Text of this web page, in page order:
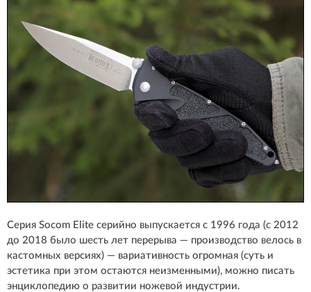
Серия Socom Elite серийно выпускается с 1996 года (с 2012
до 2018 было шесть лет перерыва — производство велось в
кастомных версиях) — вариативность огромная (суть и
эстетика при этом остаются неизменными), можно писать
энциклопедию о развитии ножевой индустрии.